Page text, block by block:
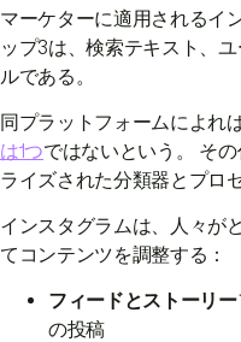
マーケターに適用されるイ
ップ3は、検索テキスト、
ルである。
同プラットフォームによれば
は1つではないという。 そ
ライズされた分類器とプロ
インスタグラムは、人々が
てコンテンツを調整する：
フィードとストーリー
の投稿